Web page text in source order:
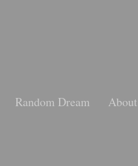
Random Dream About